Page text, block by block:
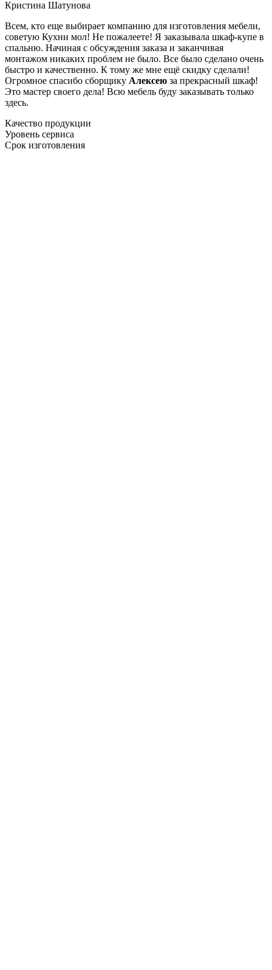
Кристина Шатунова
Всем, кто еще выбирает компанию для изготовления мебели,
советую Кухни мол! Не пожалеете! Я заказывала шкаф-купе в
спальню. Начиная с обсуждения заказа и заканчивая
монтажом никаких проблем не было. Все было сделано очень
быстро и качественно. К тому же мне ещё скидку сделали!
Огромное спасибо сборщику Алексею за прекрасный шкаф!
Это мастер своего дела! Всю мебель буду заказывать только
здесь.
Качество продукции
Уровень сервиса
Срок изготовления